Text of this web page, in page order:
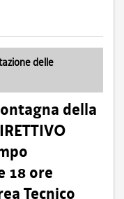
delle
della
18 ore
Tecnico